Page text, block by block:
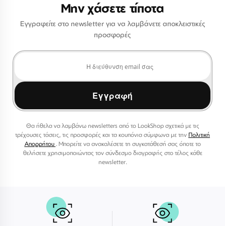
Μην χάσετε τίποτα
Εγγραφείτε στο newsletter για να λαμβάνετε αποκλειστικές
προσφορές
Εγγραφή
Θα ήθελα να λαμβάνω newsletters από το LookShop σχετικά με τις
τρέχουσες τάσεις, τις προσφορές και τα κουπόνια σύμφωνα με την Πολιτική
Απορρήτου . Μπορείτε να ανακαλέσετε τη συγκατάθεσή σας όποτε το
θελήσετε χρησιμοποιώντας τον σύνδεσμο διαγραφής στο τέλος κάθε
newsletter.